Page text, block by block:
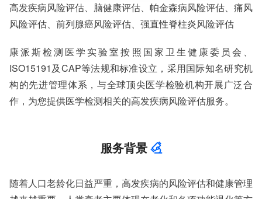
检测周期：5-7个工作日，可加急
相关资质：可提供CMA、CNAS检测报告
服务对象：企事业单位、高等院校、科研院所
服务方向：采购销售、竞标投标、生产研发、科研数据、诊
断优化、司法服务
检测标准：国家标准、行业标准、企业标准、地方标准、国
外标准、非标定制
高发疾病风险评估、脑健康评估、帕金森病风险评估、痛风
风险评估、前列腺癌风险评估、强直性脊柱炎风险评估
康派斯检测医学实验室按照国家卫生健康委员会、
ISO15191及CAP等法规和标准设立，采用国际知名研究机
构的先进管理体系，与全球顶尖医学检验机构开展广泛合
作，为您提供医学检测相关的高发疾病风险评估服务。
服务背景
随着人口老龄化日益严重，高发疾病的风险评估和健康管理